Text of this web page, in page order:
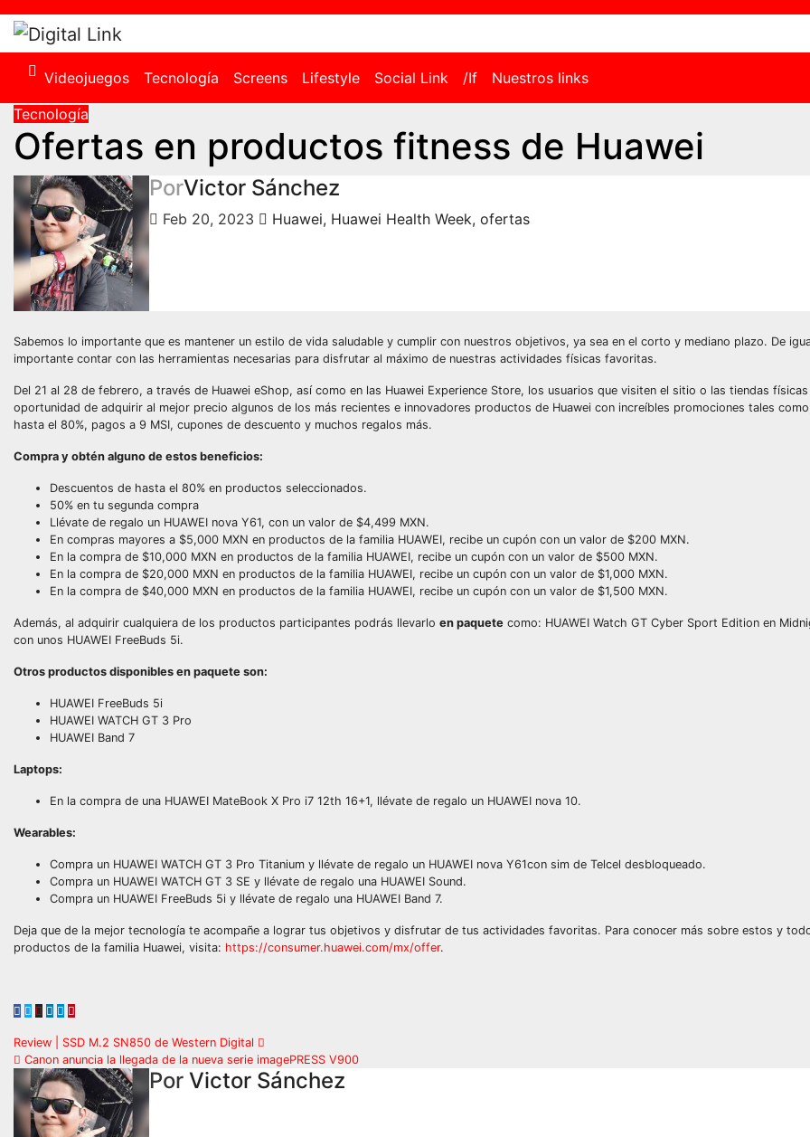
Saltar
contenido
Videojuegos
Tecnología Screens Lifestyle Social Link /If
Nuestros links
Tecnología
Ofertas en productos fitness de Huawei
PorVictor Sánchez
Feb 20, 2023 Huawei, Huawei Health Week, ofertas
Sabemos lo importante que es mantener un estilo de vida saludable y cumplir con nuestros objetivos, ya sea en el corto y mediano plazo. De
importante contar con las herramientas necesarias para disfrutar al máximo de nuestras actividades físicas favoritas.
Del 21 al 28 de febrero, a través de Huawei eShop, así como en las Huawei Experience Store, los usuarios que visiten el sitio o las tiendas
oportunidad de adquirir al mejor precio algunos de los más recientes e innovadores productos de Huawei con increíbles promociones tales
hasta el 80%, pagos a 9 MSI, cupones de descuento y muchos regalos más.
Compra y obtén alguno de estos beneficios:
Descuentos de hasta el 80% en productos seleccionados.
50% en tu segunda compra
Llévate de regalo un HUAWEI nova Y61, con un valor de $4,499 MXN.
En compras mayores a $5,000 MXN en productos de la familia HUAWEI, recibe un cupón con un valor de $200 MXN.
En la compra de $10,000 MXN en productos de la familia HUAWEI, recibe un cupón con un valor de $500 MXN.
En la compra de $20,000 MXN en productos de la familia HUAWEI, recibe un cupón con un valor de $1,000 MXN.
En la compra de $40,000 MXN en productos de la familia HUAWEI, recibe un cupón con un valor de $1,500 MXN.
Además, al adquirir cualquiera de los productos participantes podrás llevarlo en paquete como: HUAWEI Watch GT Cyber Sport Edition en
con unos HUAWEI FreeBuds 5i.
Otros productos disponibles en paquete son:
HUAWEI FreeBuds 5i
HUAWEI WATCH GT 3 Pro
HUAWEI Band 7
Laptops:
En la compra de una HUAWEI MateBook X Pro i7 12th 16+1, llévate de regalo un HUAWEI nova 10.
Wearables:
Compra un HUAWEI WATCH GT 3 Pro Titanium y llévate de regalo un HUAWEI nova Y61con sim de Telcel desbloqueado.
Compra un HUAWEI WATCH GT 3 SE y llévate de regalo una HUAWEI Sound.
Compra un HUAWEI FreeBuds 5i y llévate de regalo una HUAWEI Band 7.
Deja que de la mejor tecnología te acompañe a lograr tus objetivos y disfrutar de tus actividades favoritas. Para conocer más sobre estos y
productos de la familia Huawei, visita: https://consumer.huawei.com/mx/offer.
Navegación
de
entradas
Review | SSD M.2 SN850 de Western Digital
Canon anuncia la llegada de la nueva serie imagePRESS V900
Por Victor Sánchez